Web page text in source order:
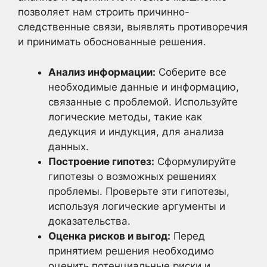
позволяет нам строить причинно-
следственные связи, выявлять противоречия
и принимать обоснованные решения.
Анализ информации: Соберите все
необходимые данные и информацию,
связанные с проблемой. Используйте
логические методы, такие как
дедукция и индукция, для анализа
данных.
Построение гипотез: Сформулируйте
гипотезы о возможных решениях
проблемы. Проверьте эти гипотезы,
используя логические аргументы и
доказательства.
Оценка рисков и выгод: Перед
принятием решения необходимо